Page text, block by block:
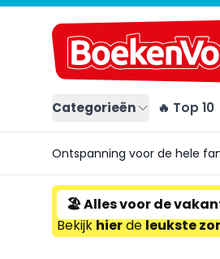
Categorieën 🔥 Top 10
Ontspanning voor de hele
🏖️ Alles voor de
Bekijkhierdeleukste